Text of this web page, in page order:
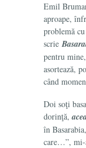
Emil
aproape,
problemă
scrie
pentru
asortează,
când
Doi soţi
dorinţă,
în
care…”, mi-